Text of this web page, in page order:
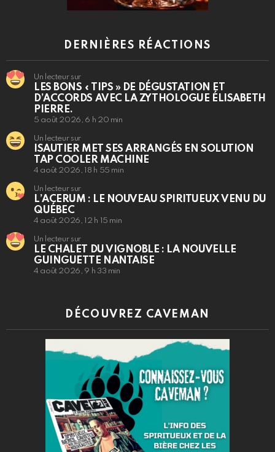
DERNIÈRES RÉACTIONS
Un lecteur sur
LES BONS « TIPS » DE DÉGUSTATION ET
D’ACCORDS AVEC LA ZYTHOLOGUE ÉLISABETH
PIERRE.
5 août 2026, 6 h 20 min
Un lecteur sur
ISAUTIER MET SES ARRANGÉS EN SOLUTION
TAP COOLER MACHINE
4 août 2026, 18 h 55 min
Un lecteur sur
L’ACERUM : LE NOUVEAU SPIRITUEUX VENU DU
QUÉBEC
4 août 2026, 12 h 15 min
Un lecteur sur
LE CHALET DU VIGNOBLE : LA NOUVELLE
GUINGUETTE NANTAISE
4 août 2026, 9 h 33 min
DÉCOUVREZ CAVEMAN